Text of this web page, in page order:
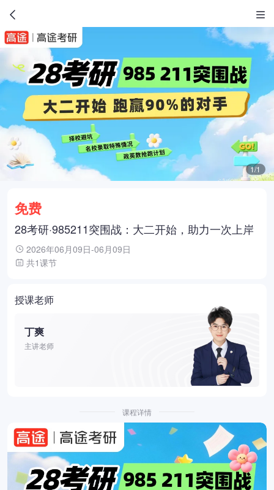
1/1
免费
28考研·985211突围战：大二开始，助力一次上岸
2026年06月09日-06月09日
共1课节
授课老师
丁爽
主讲老师
课程详情